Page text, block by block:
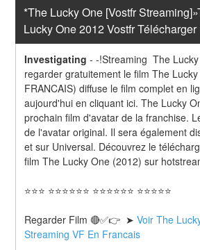
*The Lucky One [Vostfr
Lucky One 2012 Vostfr
Investigating --!Streaming  The
regarder gratuitement le film The
FRANCAIS) diffuse le film complet en
aujourd'hui en cliquant ici. The Lucky
prochain film d'avatar de la franchise.
de l'avatar original. Il sera également
et sur Universal. Découvrez le
film The Lucky One (2012) sur
⭐⭐⭐ ⭐⭐⭐⭐⭐⭐ ⭐⭐⭐⭐⭐⭐ ⭐⭐⭐⭐⭐
Regarder Film 🔴✅👉  ➤ Voir The
Streaming VF En Francais